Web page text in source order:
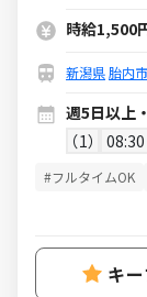
時給1,500
新潟県胎内市
週5日以上
1
#フルタイムOK
キ